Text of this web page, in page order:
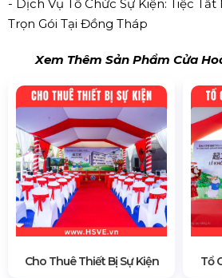
- Dịch Vụ Tổ Chức Sự Kiện: Tiệc
Trọn Gói Tại Đồng Tháp
Xem Thêm Sản Phẩm Cửa
Cho Thuê Thiết Bị Sự Kiện Tổ